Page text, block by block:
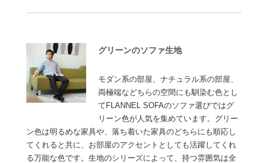
グリーンのソファ生地
モダン系の部屋、ナチュラル系の部屋、
両極端などちらの空間にも馴染む色とし
てFLANNEL SOFAのソファ選びではグ
リーン色が人気を集めています。グリー
ン色は明るめな家具や、落ち着いた家具のどちらにも順応し
てくれると共に、お部屋のアクセントとしても活躍してくれ
る万能な色です。生地のシリーズによって、持つ雰囲気は全